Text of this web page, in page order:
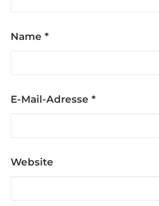
Name *
E-Mail-Adresse *
Website